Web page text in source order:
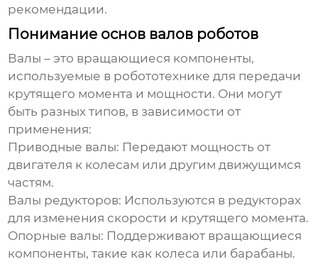
рекомендации.
Понимание основ валов роботов
Валы – это вращающиеся компоненты,
используемые в робототехнике для передачи
крутящего момента и мощности. Они могут
быть разных типов, в зависимости от
применения:
Приводные валы: Передают мощность от
двигателя к колесам или другим движущимся
частям.
Валы редукторов: Используются в редукторах
для изменения скорости и крутящего момента.
Опорные валы: Поддерживают вращающиеся
компоненты, такие как колеса или барабаны.